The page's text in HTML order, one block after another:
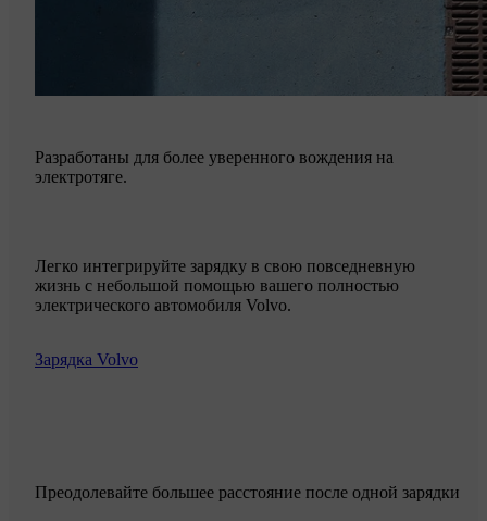
Преодолевайте большее расстояние после одной зарядки
Разработаны для более уверенного вождения на
электротяге.
Легко интегрируйте зарядку в свою повседневную
жизнь с небольшой помощью вашего полностью
электрического автомобиля Volvo.
Зарядка Volvo